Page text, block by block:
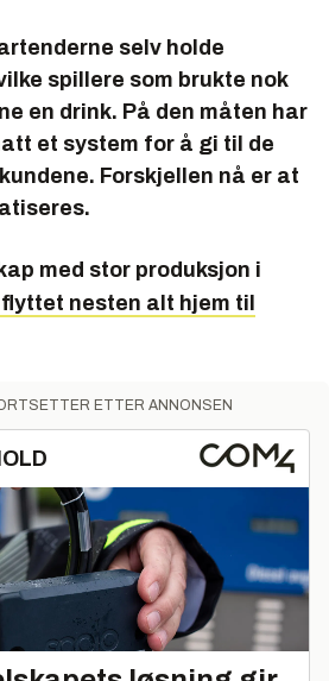
selv holde
spillere som brukte nok
en drink. På den måten har
et system for å gi til de
Forskjellen nå er at
med stor produksjon i
flyttet nesten alt hjem til
ETTER ANNONSEN